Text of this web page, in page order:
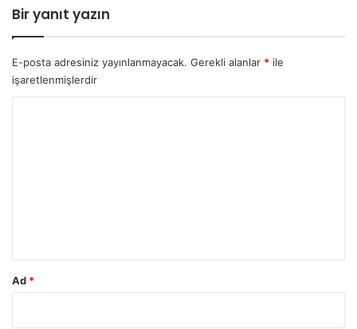
Bir yanıt yazın
E-posta adresiniz yayınlanmayacak. Gerekli alanlar * ile
işaretlenmişlerdir
Ad *